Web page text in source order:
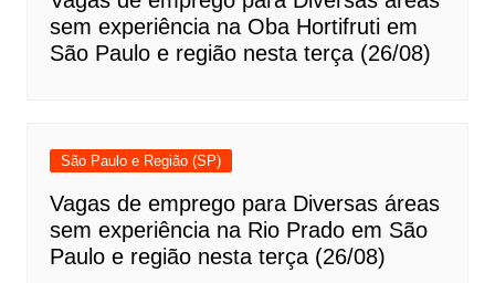
sem experiência na Oba Hortifruti em
São Paulo e região nesta terça (26/08)
São Paulo e Região (SP)
Vagas de emprego para Diversas áreas
sem experiência na Rio Prado em São
Paulo e região nesta terça (26/08)